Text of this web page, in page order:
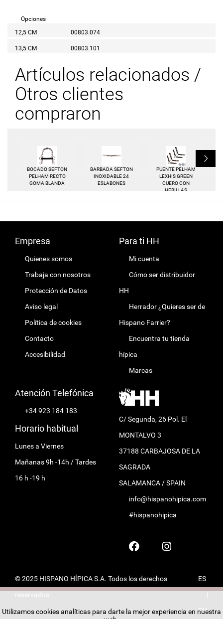
Opciones
12,5 CM
00803.074
13,5 CM 00803.101
Artículos relacionados /
Otros clientes
compraron
BOCADO SEFTON
PELHAM RECTO
GOMA BLANDA
BARBADA SEFTON
INOXIDABLE 24
ESLABONES
PUENTE PELHAM
LEXHIS GREEN
CUERO CON
HEBILLAS
L
Empresa
Quienes somos
Trabaja con nosotros
Protección de Datos
Aviso legal
Política de cookies
Contacto
Accesibilidad
Para ti HH
Mi cuenta
Cómo ser distribuidor
HH
Herrador ¿Quieres ser de
Hispano Farrier?
Encuentra tu tienda
hípica
Marcas
Atención Telefónica
+34 923 184 183
Horario habitual
Lunes a Viernes
Mañanas 9h -14h / Tardes
16 h -19 h
C/ Segunda, 26 Pol. El
MONTALVO 3
37188 CARBAJOSA DE LA
SAGRADA
SALAMANCA / SPAIN
info@hispanohipica.com
#hispanohipica
© 2025 HISPANO HÍPICA S.A. Todos los derechos
reservados.
ES
EN
Utilizamos cookies analíticas para darte la mejor experiencia en nuestra